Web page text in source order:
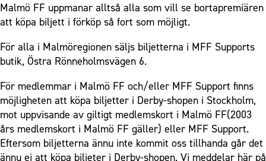
Malmö FF uppmanar alltså alla som vill se bortapremiären
att köpa biljett i förköp så fort som möjligt.
För alla i Malmöregionen säljs biljetterna i MFF Supports
butik, Östra Rönneholmsvägen 6.
För medlemmar i Malmö FF och/eller MFF Support finns
möjligheten att köpa biljetter i Derby-shopen i Stockholm,
mot uppvisande av giltigt medlemskort i Malmö FF(2003
års medlemskort i Malmö FF gäller) eller MFF Support.
Eftersom biljetterna ännu inte kommit oss tillhanda går det
ännu ej att köpa biljeter i Derby-shopen. Vi meddelar här på